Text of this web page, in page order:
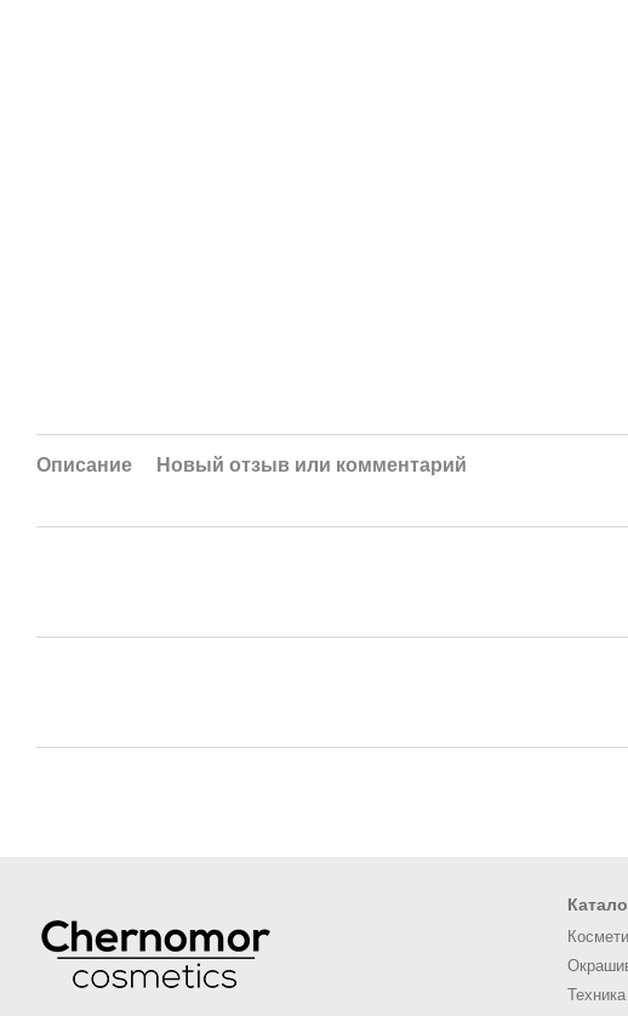
Описание Новый отзыв или комментарий